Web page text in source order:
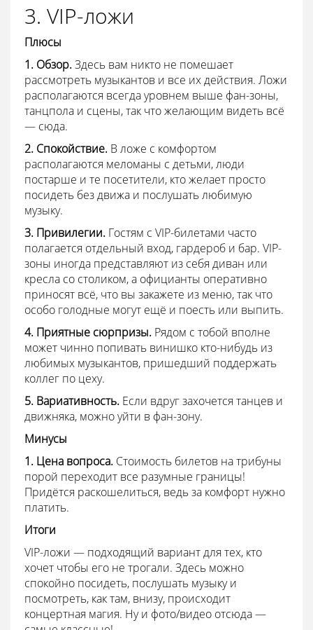
3. VIP-ложи
Плюсы
1. Обзор.Здесь вам никто не помешает
рассмотреть музыкантов и все их действия. Ложи
располагаются всегда уровнем выше фан-зоны,
танцпола и сцены, так что желающим видеть всё
— сюда.
2. Спокойствие. В ложе с комфортом
располагаются меломаны с детьми, люди
постарше и те посетители, кто желает просто
посидеть без движа и послушать любимую
музыку.
3. Привилегии. Гостям с VIP-билетами часто
полагается отдельный вход, гардероб и бар. VIP-
зоны иногда представляют из себя диван или
кресла со столиком, а официанты оперативно
приносят всё, что вы закажете из меню, так что
особо голодные могут ещё и поесть или выпить.
4. Приятные сюрпризы. Рядом с тобой вполне
может чинно попивать винишко кто-нибудь из
любимых музыкантов, пришедший поддержать
коллег по цеху.
5. Вариативность. Если вдруг захочется танцев и
движняка, можно уйти в фан-зону.
Минусы
1. Цена вопроса. Стоимость билетов на трибуны
порой переходит все разумные границы!
Придётся раскошелиться, ведь за комфорт нужно
платить.
Итоги
VIP-ложи — подходящий вариант для тех, кто
хочет чтобы его не трогали. Здесь можно
спокойно посидеть, послушать музыку и
посмотреть, как там, внизу, происходит
концертная магия. Ну и фото/видео отсюда —